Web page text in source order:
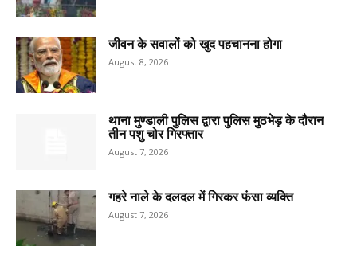
जीवन के सवालों को खुद पहचानना होगा
August 8, 2026
थाना मुण्डाली पुलिस द्वारा पुलिस मुठभेड़ के दौरान
तीन पशु चोर गिरफ्तार
August 7, 2026
गहरे नाले के दलदल में गिरकर फंसा व्यक्ति
August 7, 2026